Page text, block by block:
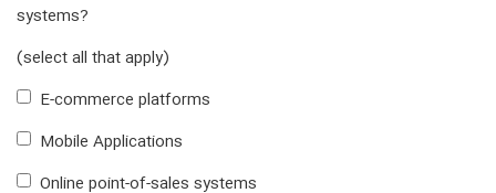
systems?
(select all that apply)
E-commerce platforms
Mobile Applications
Online point-of-sales systems